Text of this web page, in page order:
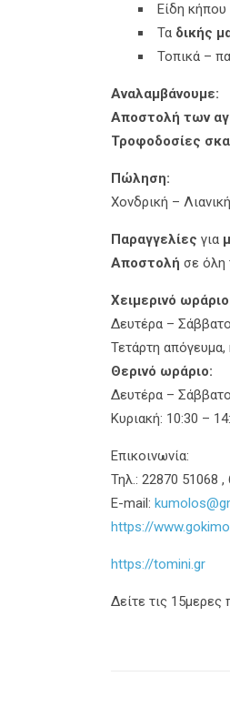
Είδη
Τα δικής
Τοπικά –
Αναλαμβάνουμε:
Αποστολή των
Τροφοδοσίες
Πώληση:
Χονδρική – Λιανική
Παραγγελίες για
Αποστολή σε όλη
Χειμερινό
Δευτέρα –
Τετάρτη απόγευμα,
Θερινό ωράριο:
Δευτέρα –
Κυριακή: 10:30 –
Επικοινωνία:
Τηλ.: 22870 51068 ,
E-mail:
https://
https://tomini.gr
Δείτε τις